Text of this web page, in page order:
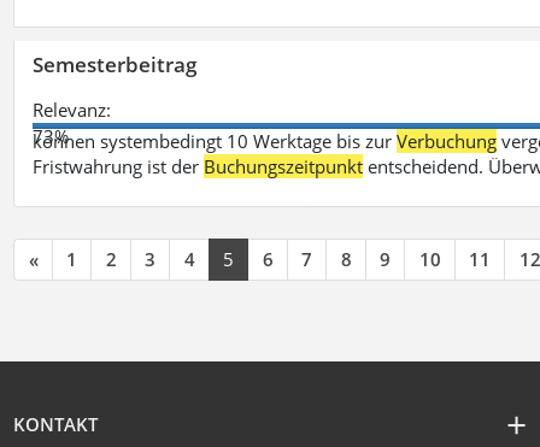
Semesterbeitrag
Relevanz:
73%
können systembedingt 10 Werktage bis zurVerbuchung
Fristwahrung ist der Buchungszeitpunkt entscheidend.
« 1 2 3 4 5 6 7 8 9 10 11 12
KONTAKT